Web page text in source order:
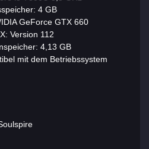
4 GB
GeForce GTX 660
Version 112
4,13 GB
mit dem Betriebssystem